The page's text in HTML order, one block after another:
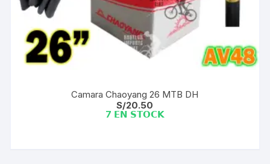
Camara Chaoyang 26 MTB DH
S/20.50
7 𝗘𝗡 𝗦𝗧𝗢𝗖𝗞